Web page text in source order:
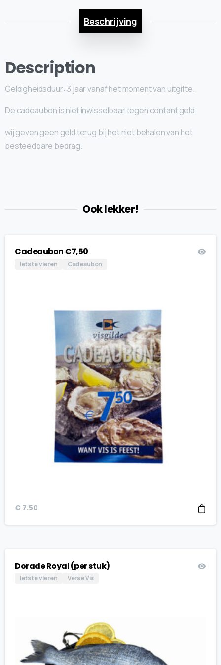
Beschrijving
Description
Geldigheidsduur: 3 jaar vanaf het moment van uitgifte.
De cadeaubon is niet inwisselbaar tegen contant geld.
wij geven geen geld terug bij het niet behalen van het
besteedbare bedrag.
Ook lekker!
Cadeaubon €7,50
Iets te vieren Cadeaubon
€ 7.50
Dorade Royal (per stuk)
Iets te vieren Verse Vis